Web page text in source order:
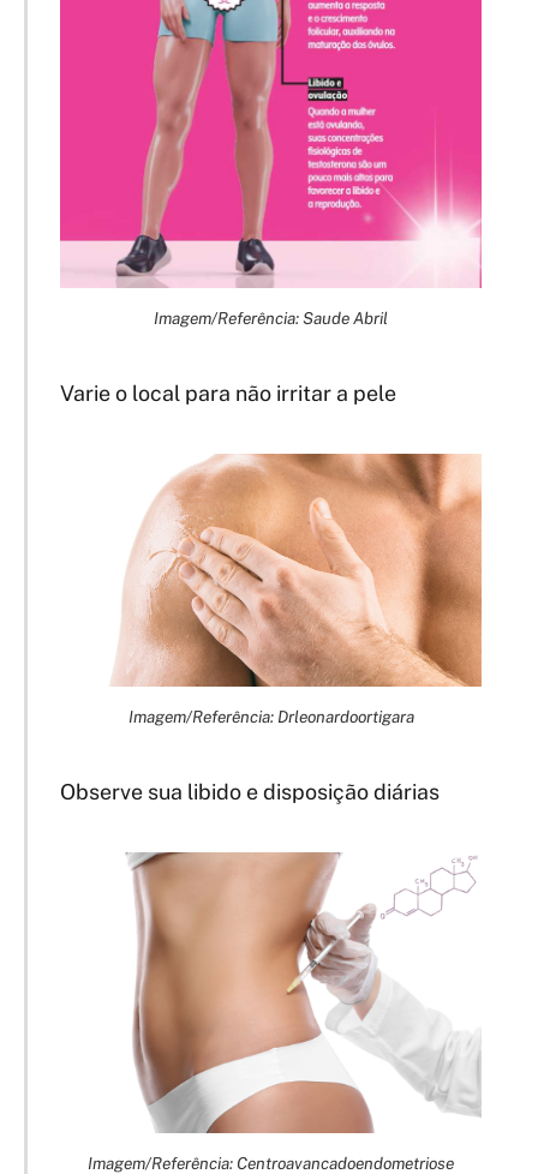
Imagem/Referência: Saude Abril
Varie o local para não irritar a pele
Imagem/Referência: Drleonardoortigara
Observe sua libido e disposição diárias
Imagem/Referência: Centroavancadoendometriose